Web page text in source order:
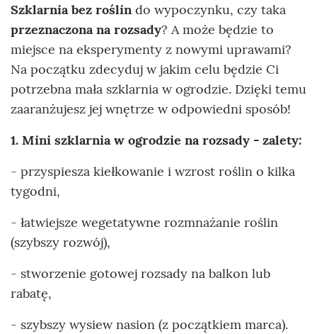
Szklarnia bez roślindo wypoczynku, czy taka
przeznaczona na rozsady? A może będzie to
miejsce na eksperymenty z nowymi uprawami?
Na początku zdecyduj w jakim celu będzie Ci
potrzebna mała szklarnia w ogrodzie. Dzięki temu
zaaranżujesz jej wnętrze w odpowiedni sposób!
1. Mini szklarnia w ogrodzie na rozsady - zalety:
- przyspiesza kiełkowanie i wzrost roślin o kilka
tygodni,
- łatwiejsze wegetatywne rozmnażanie roślin
(szybszy rozwój),
- stworzenie gotowej rozsady na balkon lub
rabatę,
- szybszy wysiew nasion (z początkiem marca).